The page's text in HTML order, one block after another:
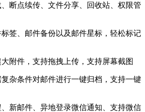
断点续传、文件分享、回收站、权限管
签、邮件备份以及邮件星标，轻松标记
附件，支持拖拽上传，支持屏幕截图
杂条件对邮件进行一键归档，支持一键
新邮件、异地登录微信通知、支持微信